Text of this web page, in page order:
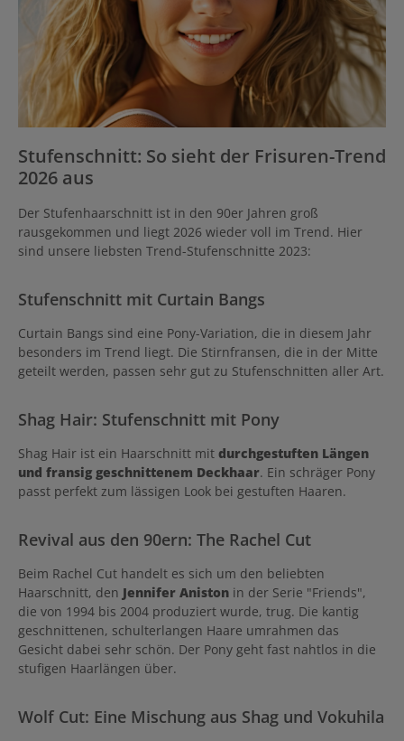
Stufenschnitt: So sieht der Frisuren-Trend
2026 aus
Der Stufenhaarschnitt ist in den 90er Jahren groß
rausgekommen und liegt 2026 wieder voll im Trend. Hier
sind unsere liebsten Trend-Stufenschnitte 2023:
Stufenschnitt mit Curtain Bangs
Curtain Bangs sind eine Pony-Variation, die in diesem Jahr
besonders im Trend liegt. Die Stirnfransen, die in der Mitte
geteilt werden, passen sehr gut zu Stufenschnitten aller Art.
Shag Hair: Stufenschnitt mit Pony
Shag Hair ist ein Haarschnitt mit durchgestuften Längen
und fransig geschnittenem Deckhaar. Ein schräger Pony
passt perfekt zum lässigen Look bei gestuften Haaren.
Revival aus den 90ern: The Rachel Cut
Beim Rachel Cut handelt es sich um den beliebten
Haarschnitt, den Jennifer Aniston in der Serie "Friends",
die von 1994 bis 2004 produziert wurde, trug. Die kantig
geschnittenen, schulterlangen Haare umrahmen das
Gesicht dabei sehr schön. Der Pony geht fast nahtlos in die
stufigen Haarlängen über.
Wolf Cut: Eine Mischung aus Shag und Vokuhila